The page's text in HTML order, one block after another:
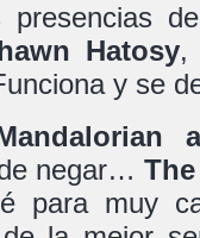
presencias
Hatosy
y se
negar…
para muy